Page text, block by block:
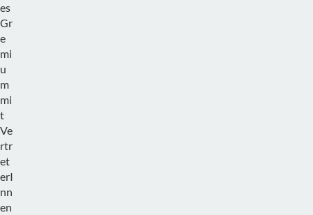
es
Gr
e
mi
u
m
mi
t
Ve
rtr
et
erI
nn
en